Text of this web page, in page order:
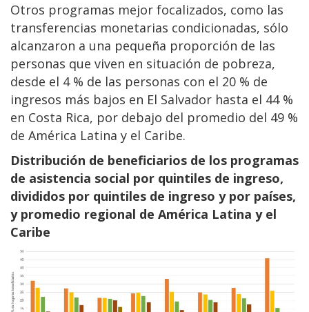
Otros programas mejor focalizados, como las
transferencias monetarias condicionadas, sólo
alcanzaron a una pequeña proporción de las
personas que viven en situación de pobreza,
desde el 4 % de las personas con el 20 % de
ingresos más bajos en El Salvador hasta el 44 %
en Costa Rica, por debajo del promedio del 49 %
de América Latina y el Caribe.
Distribución de beneficiarios de los programas
de asistencia social por quintiles de ingreso,
divididos por quintiles de ingreso y por países,
y promedio regional de América Latina y el
Caribe